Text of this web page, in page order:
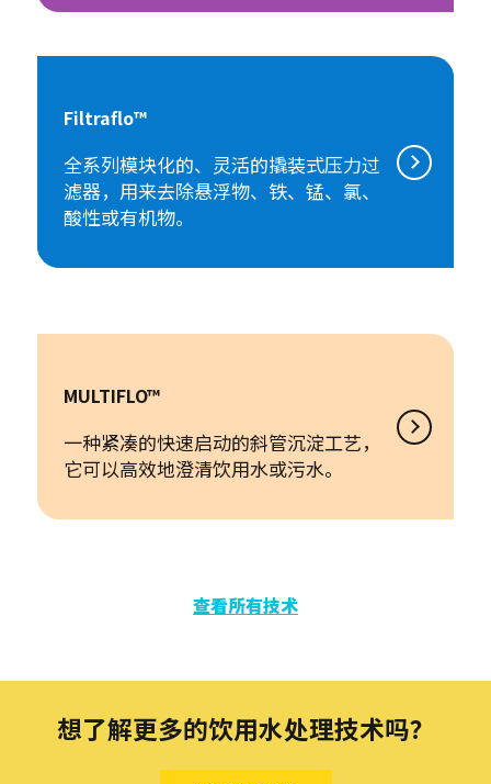
Filtraflo™
全系列模块化的、灵活的撬装式压力过
滤器，用来去除悬浮物、铁、锰、氯、
酸性或有机物。
MULTIFLO™
一种紧凑的快速启动的斜管沉淀工艺，
它可以高效地澄清饮用水或污水。
查看所有技术
想了解更多的饮用水处理技术吗？